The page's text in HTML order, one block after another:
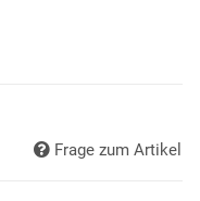
Frage zum Artikel